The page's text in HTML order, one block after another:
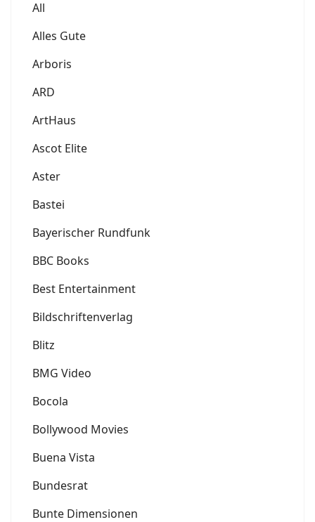
All
Alles Gute
Arboris
ARD
ArtHaus
Ascot Elite
Aster
Bastei
Bayerischer Rundfunk
BBC Books
Best Entertainment
Bildschriftenverlag
Blitz
BMG Video
Bocola
Bollywood Movies
Buena Vista
Bundesrat
Bunte Dimensionen